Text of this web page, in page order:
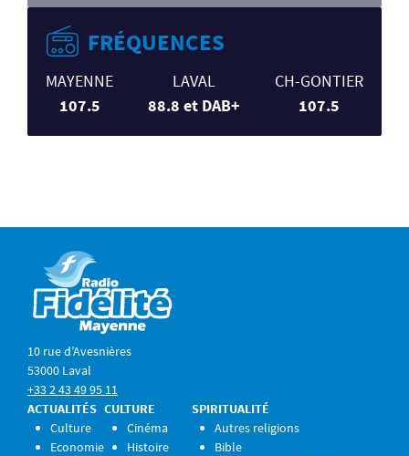
FRÉQUENCES
MAYENNE
107.5
LAVAL
88.8 et DAB+
CH-GONTIER
107.5
10 rue d’Avesnières
53000 Laval
+33 2 43 49 95 11
ACTUALITÉS
Culture
Economie
CULTURE
Cinéma
Histoire
SPIRITUALITÉ
Autres religions
Bible